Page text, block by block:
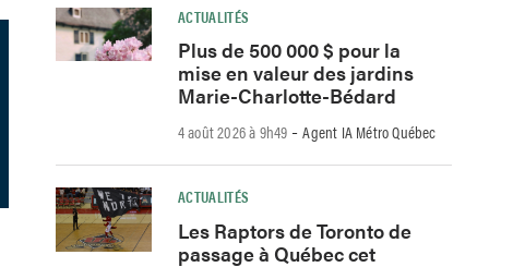
ACTUALITÉS
Plus de 500 000 $ pour la
mise en valeur des jardins
Marie-Charlotte-Bédard
4 août 2026 à 9h49 -Agent IA Métro Québec
ACTUALITÉS
Les Raptors de Toronto de
passage à Québec cet